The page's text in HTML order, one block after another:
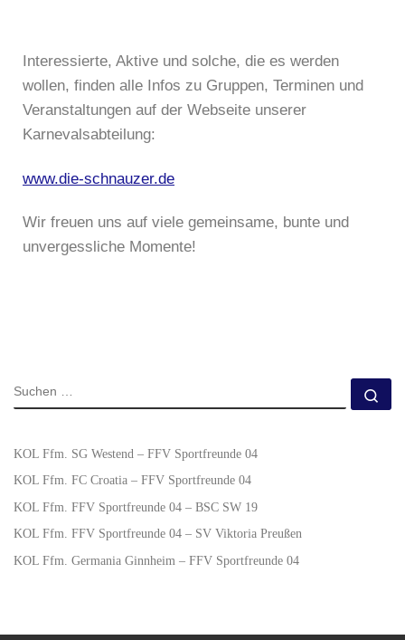
Interessierte, Aktive und solche, die es werden
wollen, finden alle Infos zu Gruppen, Terminen und
Veranstaltungen auf der Webseite unserer
Karnevalsabteilung:
www.die-schnauzer.de
Wir freuen uns auf viele gemeinsame, bunte und
unvergessliche Momente!
KOL Ffm. SG Westend – FFV Sportfreunde 04
KOL Ffm. FC Croatia – FFV Sportfreunde 04
KOL Ffm. FFV Sportfreunde 04 – BSC SW 19
KOL Ffm. FFV Sportfreunde 04 – SV Viktoria Preußen
KOL Ffm. Germania Ginnheim – FFV Sportfreunde 04